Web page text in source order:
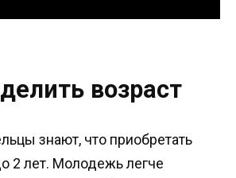
возраст
знают, что приобретать
2 лет. Молодежь легче